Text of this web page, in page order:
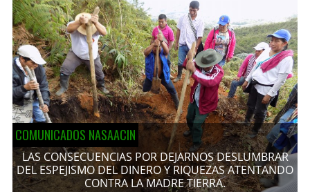
COMUNICADOS NASAACIN
LAS CONSECUENCIAS POR DEJARNOS DESLUMBRAR
DEL ESPEJISMO DEL DINERO Y RIQUEZAS ATENTANDO
CONTRA LA MADRE TIERRA.